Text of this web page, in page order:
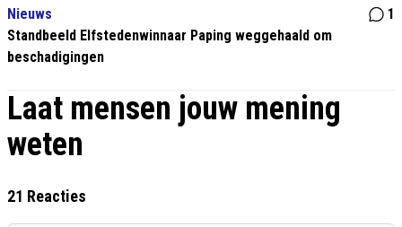
Nieuws
1
Standbeeld Elfstedenwinnaar Paping weggehaald om
beschadigingen
Laat mensen jouw mening
weten
21 Reacties